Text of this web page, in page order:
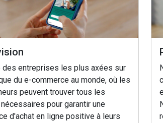
des entreprises les plus axées sur
du e-commerce au monde, où les
peuvent trouver tous les
pour garantir une
d'achat en ligne positive à leurs